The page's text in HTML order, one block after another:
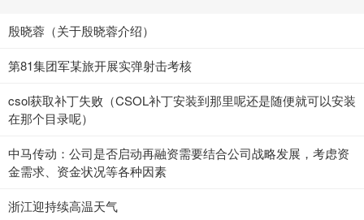
殷晓蓉（关于殷晓蓉介绍）
第81集团军某旅开展实弹射击考核
csol获取补丁失败（CSOL补丁安装到那里呢还是随便就可以安装
在那个目录呢）
中马传动：公司是否启动再融资需要结合公司战略发展，考虑资
金需求、资金状况等各种因素
浙江迎持续高温天气